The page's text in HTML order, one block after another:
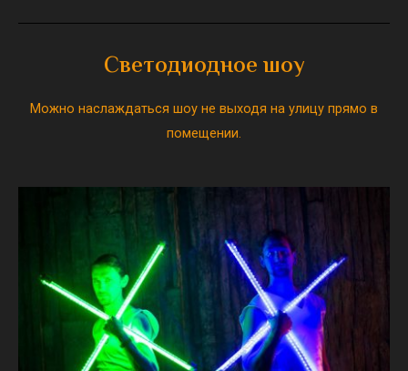
Светодиодное шоу
Можно наслаждаться шоу не выходя на улицу прямо в
помещении.